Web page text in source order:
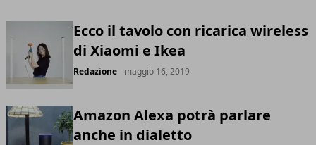
Ecco il tavolo con ricarica wireless
di Xiaomi e Ikea
Redazione- maggio 16, 2019
Amazon Alexa potrà parlare
anche in dialetto